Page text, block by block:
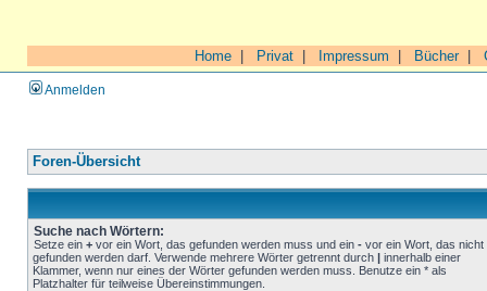
Home Privat Impressum Bücher|
Anmelden
Foren-Übersicht
Suche nach Wörtern:
Setze ein + vor ein Wort, das gefunden werden muss und ein - vor ein Wort, das nicht
gefunden werden darf. Verwende mehrere Wörter getrennt durch | innerhalb einer
Klammer, wenn nur eines der Wörter gefunden werden muss. Benutze ein * als
Platzhalter für teilweise Übereinstimmungen.